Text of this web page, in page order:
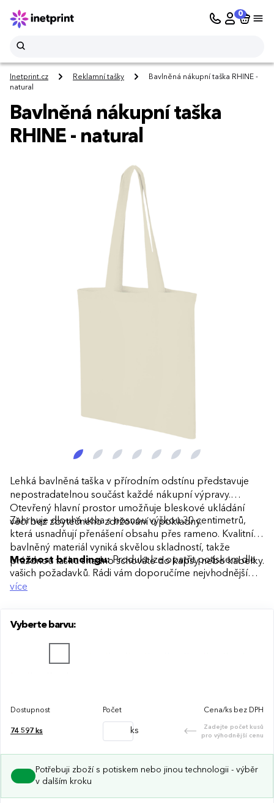
0
Inetprint.cz Reklamní tašky
Bavlněná nákupní taška RHINE -
natural
Bavlněná nákupní taška
RHINE - natural
Lehká bavlněná taška v přírodním odstínu představuje
nepostradatelnou součást každé nákupní výpravy.
Otevřený hlavní prostor umožňuje bleskové ukládání
věcí bez zbytečného zdržování u pokladny.
Zahrnuje dlouhá ucha s nosnou výškou 30 centimetrů,
která usnadňují přenášení obsahu přes rameno. Kvalitní
bavlněný materiál vyniká skvělou skladností, takže
prázdnou tašku snadno schováte do kapsy nebo kabelky.
Možnost brandingu:Produkt lze opatřit potiskem dle
vašich požadavků. Rádi vám doporučíme nejvhodnější
technologii potisku s ohledem na design i váš rozpočet.
více
Vyberte barvu:
Dostupnost Počet Cena/ks bez DPH
74 597 ks ks
Zadejte počet kusů
pro výhodnější cenu
Potřebuji zboží s potiskem nebo jinou technologii - výběr
v dalším kroku